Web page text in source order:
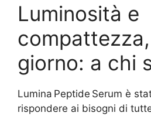
Luminosità e
giorno: a chi
Lumina Peptide Serum è
rispondere ai bisogni di